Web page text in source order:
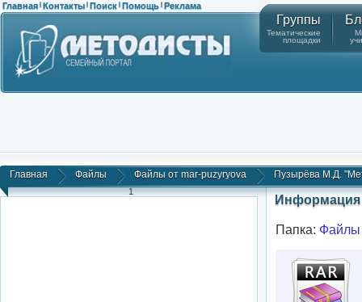
Главная | Контакты | Поиск | Помощь | Реклама
Группы
Тематические
площадки
Главная Файлы Файлы от mar-puzyryova Пузырёва М.Д.
1
Информация
Папка: Файлы